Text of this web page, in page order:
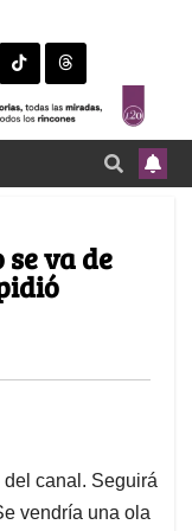
va de
canal. Seguirá
vendría una ola